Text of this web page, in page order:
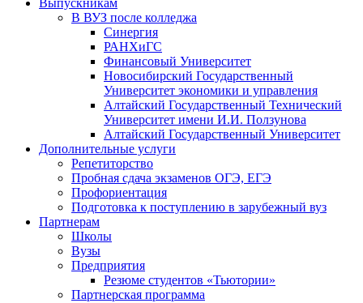
Выпускникам
В ВУЗ после колледжа
Синергия
РАНХиГС
Финансовый Университет
Новосибирский Государственный
Университет экономики и управления
Алтайский Государственный Технический
Университет имени И.И. Ползунова
Алтайский Государственный Университет
Дополнительные услуги
Репетиторство
Пробная сдача экзаменов ОГЭ, ЕГЭ
Профориентация
Подготовка к поступлению в зарубежный вуз
Партнерам
Школы
Вузы
Предприятия
Резюме студентов «Тьютории»
Партнерская программа